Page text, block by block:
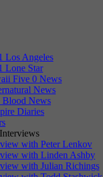
Los Angeles
Lone Star
Five 0 News
News
Blood News
Diaries
with Peter Lenkov
with Linden Ashby
with Julian Richings